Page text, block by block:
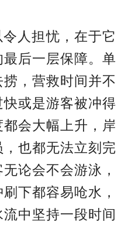
人担忧，在于它
后一层保障。单
，营救时间并不
或是游客被冲得
会大幅上升，岸
也都无法立刻完
论会不会游泳，
下都容易呛水，
中坚持一段时间